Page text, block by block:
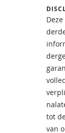
tot
van